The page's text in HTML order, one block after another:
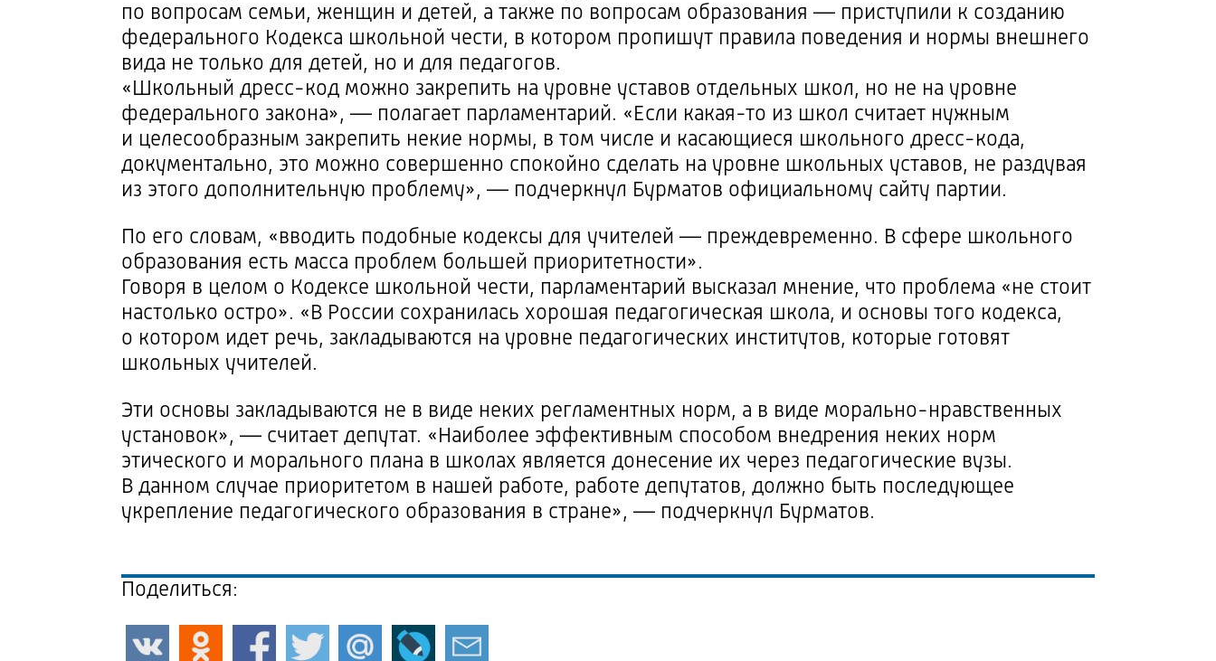
по вопросам семьи, женщин и детей, а также по вопросам образования — приступили к созданию
федерального Кодекса школьной чести, в котором пропишут правила поведения и нормы внешнего
вида не только для детей, но и для педагогов.
«Школьныйдресс-код можно закрепить на уровне уставов отдельных школ, но не на уровне
федерального закона», — полагает парламентарий. «Если какая-то из школ считает нужным
и целесообразным закрепить некие нормы, в том числе и касающиеся школьногодресс-кода,
документально, это можно совершенно спокойно сделать на уровне школьных уставов, не раздувая
из этого дополнительную проблему», — подчеркнул Бурматов официальному сайту партии.
По его словам, «вводить подобные кодексы для учителей — преждевременно. В сфере школьного
образования есть масса проблем большей приоритетности».
Говоря в целом о Кодексе школьной чести, парламентарий высказал мнение, что проблема «не стоит
настолько остро». «В России сохранилась хорошая педагогическая школа, и основы того кодекса,
о котором идет речь, закладываются на уровне педагогических институтов, которые готовят
школьных учителей.
Эти основы закладываются не в виде неких регламентных норм, а в виде морально-нравственных
установок», — считает депутат. «Наиболее эффективным способом внедрения неких норм
этического и морального плана в школах является донесение их через педагогические вузы.
В данном случае приоритетом в нашей работе, работе депутатов, должно быть последующее
укрепление педагогического образования в стране», — подчеркнул Бурматов.
Поделиться: